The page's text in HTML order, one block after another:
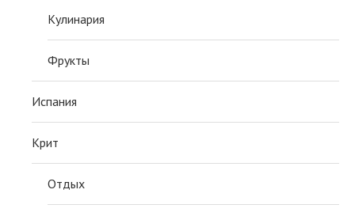
Кулинария
Фрукты
Испания
Крит
Отдых